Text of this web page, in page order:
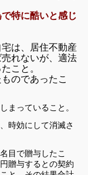
特に酷いと感じ
は、居住不動産
れないが、適法
こと。
のであったこ
まっていること。
時効にして消滅さ
目で贈与したこ
贈与するとの契約